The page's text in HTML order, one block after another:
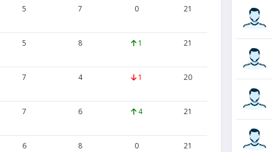
5 7 0 21
5 8 1 21
7 4 1 20
7 6 4 21
6 8 0 21